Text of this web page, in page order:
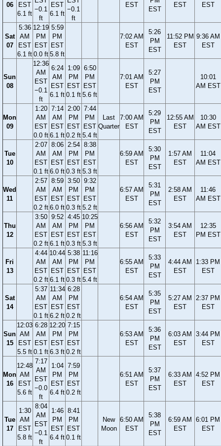
06
EST
6.1 ft
−0.1
ft
EST
6.1 ft
−0.1
ft
EST
EST
EST EST
Sat
07
5:36
AM
EST
6.1 ft
12:19
PM
EST
0.0 ft
5:59
PM
EST
5.8 ft
7:02 AM
EST
5:26
PM
EST
11:52 PM
EST
9:36 AM
EST
Sun
08
12:36
AM
EST
−0.1
ft
6:24
AM
EST
6.1 ft
1:09
PM
EST
0.1 ft
6:50
PM
EST
5.6 ft
7:01 AM
EST
5:27
PM
EST
10:01
AM EST
Mon
09
1:20
AM
EST
0.0 ft
7:14
AM
EST
6.1 ft
2:00
PM
EST
0.2 ft
7:44
PM
EST
5.4 ft
Last
Quarter
7:00 AM
EST
5:29
PM
EST
12:55 AM
EST
10:30
AM EST
Tue
10
2:07
AM
EST
0.1 ft
8:06
AM
EST
6.0 ft
2:54
PM
EST
0.3 ft
8:38
PM
EST
5.3 ft
6:59 AM
EST
5:30
PM
EST
1:57 AM
EST
11:04
AM EST
Wed
11
2:57
AM
EST
0.2 ft
8:59
AM
EST
6.0 ft
3:50
PM
EST
0.3 ft
9:32
PM
EST
5.2 ft
6:57 AM
EST
5:31
PM
EST
2:58 AM
EST
11:46
AM EST
Thu
12
3:50
AM
EST
0.2 ft
9:52
AM
EST
6.1 ft
4:45
PM
EST
0.3 ft
10:25
PM
EST
5.3 ft
6:56 AM
EST
5:32
PM
EST
3:54 AM
EST
12:35
PM EST
Fri
13
4:44
AM
EST
0.2 ft
10:44
AM
EST
6.1 ft
5:38
PM
EST
0.3 ft
11:16
PM
EST
5.4 ft
6:55 AM
EST
5:33
PM
EST
4:44 AM
EST
1:33 PM
EST
Sat
14
5:37
AM
EST
0.1 ft
11:34
AM
EST
6.2 ft
6:28
PM
EST
0.2 ft
6:54 AM
EST
5:35
PM
EST
5:27 AM
EST
2:37 PM
EST
Sun
15
12:03
AM
EST
5.5 ft
6:28
AM
EST
0.1 ft
12:20
PM
EST
6.3 ft
7:15
PM
EST
0.2 ft
6:53 AM
EST
5:36
PM
EST
6:03 AM
EST
3:44 PM
EST
Mon
16
12:48
AM
EST
5.6 ft
7:17
AM
EST
−0.0
ft
1:04
PM
EST
6.4 ft
7:59
PM
EST
0.2 ft
6:51 AM
EST
5:37
PM
EST
6:33 AM
EST
4:52 PM
EST
Tue
17
1:30
AM
EST
5.8 ft
8:04
AM
EST
−0.1
ft
1:46
PM
EST
6.4 ft
8:41
PM
EST
0.1 ft
New
Moon
6:50 AM
EST
5:38
PM
EST
6:59 AM
EST
6:01 PM
EST